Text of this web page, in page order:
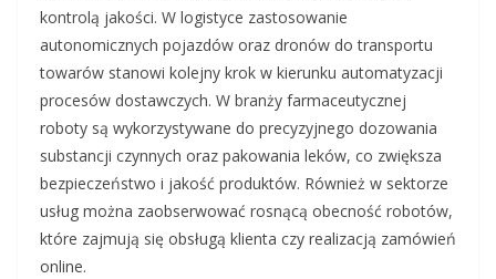
kontrolą jakości. W logistyce zastosowanie
autonomicznych pojazdów oraz dronów do transportu
towarów stanowi kolejny krok w kierunku automatyzacji
procesów dostawczych. W branży farmaceutycznej
roboty są wykorzystywane do precyzyjnego dozowania
substancji czynnych oraz pakowania leków, co zwiększa
bezpieczeństwo i jakość produktów. Również w sektorze
usług można zaobserwować rosnącą obecność robotów,
które zajmują się obsługą klienta czy realizacją zamówień
online.